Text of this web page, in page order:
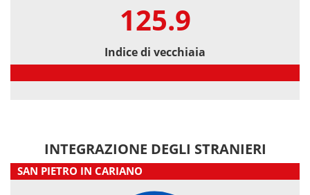
125.9
Indice di vecchiaia
INTEGRAZIONE DEGLI STRANIERI
SAN PIETRO IN CARIANO